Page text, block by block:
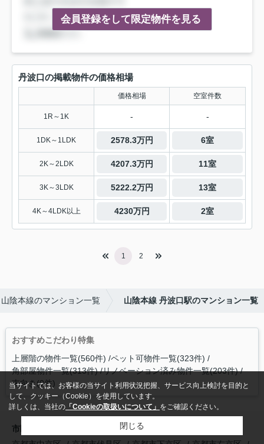
会員登録をして限定物件を見る
丹波口の掲載物件の価格相場
価格相場 空室件数
1R～1K - -
1DK～1LDK 2578.3万円 6室
2K～2LDK 4207.3万円 11室
3K～3LDK 5222.2万円 13室
4K～4LDK以上 4230万円 2室
1 2
山陰本線のマンション一覧 山陰本線 丹波口駅のマンション一覧
おすすめこだわり特集
上層階の物件一覧(560件) ペット可物件一覧(323件)
角部屋物件一覧(313件) リノベーション済み物件一覧(203件)
南向き(0件)
市区町村から探す
当サイトでは、お客様の当サイト利用状況把握、サービス向上検討を目的と
して、クッキー（Cookie）を使用しています。
詳しくは、当社の 「Cookieの取扱いについて」 をご確認ください。
閉じる